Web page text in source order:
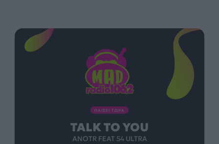
ΠΑΙΖΕΙ ΤΩΡΑ
TALK TO YOU
ANOTR FEAT 54 ULTRA